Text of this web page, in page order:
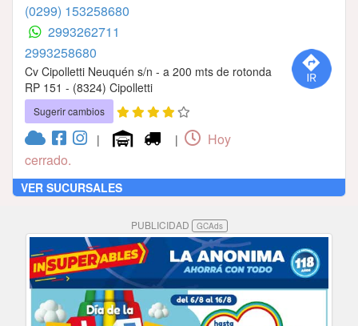
(0299) 153258680
2993262711
2993258680
Cv Cipolletti Neuquén s/n - a 200 mts de rotonda
RP 151 - (8324) Cipolletti
Sugerir cambios
| |
Hoy
cerrado.
VER SUCURSALES
PUBLICIDAD GCAds